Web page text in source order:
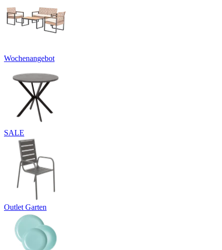
Wochenangebot
SALE
Outlet Garten